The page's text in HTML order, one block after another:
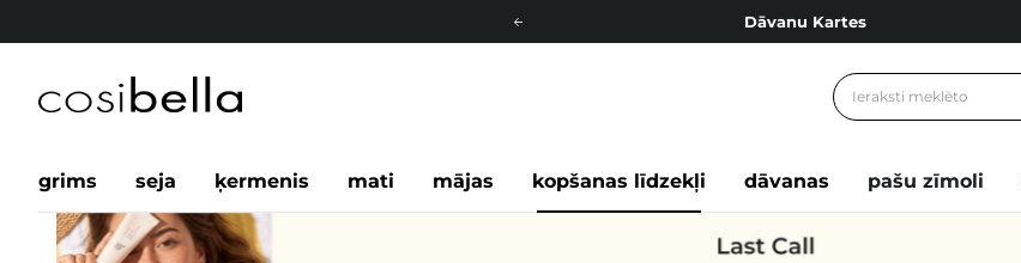
Dāvanu Kartes
Bezmaskas piegāde no 49,00 €
grims seja ķermenis mati mājas kopšanas līdzekļi dāvanas pašu zīmoli